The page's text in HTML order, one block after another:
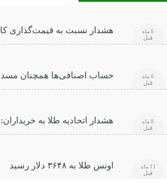
هشدار نسبت به قیمت‌گذاری 6 ماه
قبل
حساب اصنافی‌ها همچنان 6 ماه
قبل
هشدار اتحادیه طلا به 8 ماه
قبل
اونس طلا به ۳۶۴۸ دلار رسید 11 ماه
قبل